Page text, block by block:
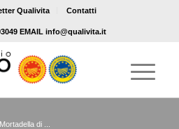
Qualivita Contatti
EMAIL info@qualivita.it
di ...